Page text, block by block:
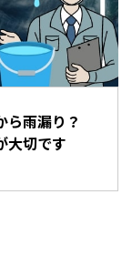
ら雨漏り？
大切です